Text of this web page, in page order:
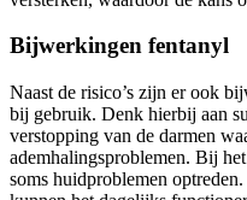
Bijwerkingen fentanyl
Naast de risico’s zijn er ook
bij gebruik. Denk hierbij aan
verstopping van de darmen
ademhalingsproblemen. Bij
soms huidproblemen